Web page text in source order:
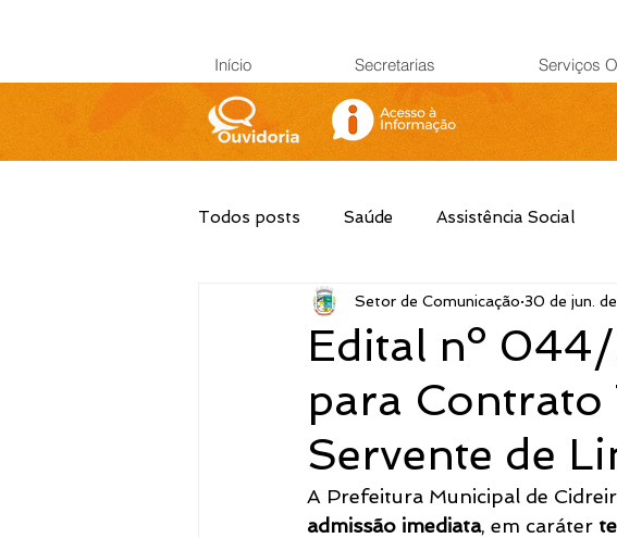
Início Secretarias Serviços
Todos posts Saúde Assistência Social
Secretaria de Obras IPTU Educação
Procuradoria Jurídica Corsan Nota
Edital nº
para
Servente de
Setor de Comunicação 30 de jun.
A Prefeitura Municipal de
admissão imediata, em caráter